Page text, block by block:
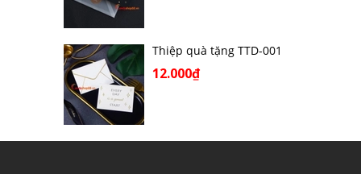
Thiệp quà tặng TTD-001
12.000₫